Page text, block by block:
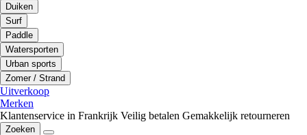
Duiken
Surf
Paddle
Watersporten
Urban sports
Zomer / Strand
Uitverkoop
Merken
Klantenservice in Frankrijk Veilig betalen Gemakkelijk retourneren
Zoeken